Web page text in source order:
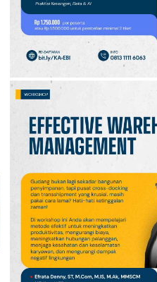
Indonesia Lolos ke
Semifinal